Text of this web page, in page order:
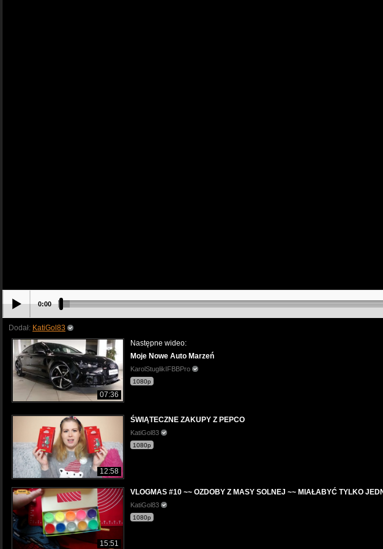
0:00
Dodał: KatiGol83
07:36
Następne wideo:
Moje Nowe Auto Marzeń
KarolStuglikIFBBPro
1080p
12:58
ŚWIĄTECZNE ZAKUPY Z PEPCO
KatiGol83
1080p
15:51
VLOGMAS #10 ~~ OZDOBY Z MASY SOLNEJ ~~ MIAŁABYĆ TYLKO
KatiGol83
1080p